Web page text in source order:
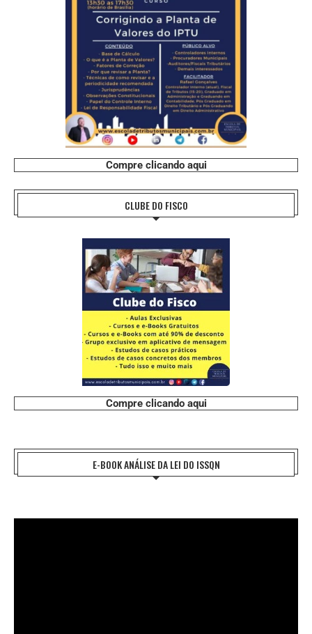
Compre clicando aqui
CLUBE DO FISCO
Compre clicando aqui
E-BOOK ANÁLISE DA LEI DO ISSQN